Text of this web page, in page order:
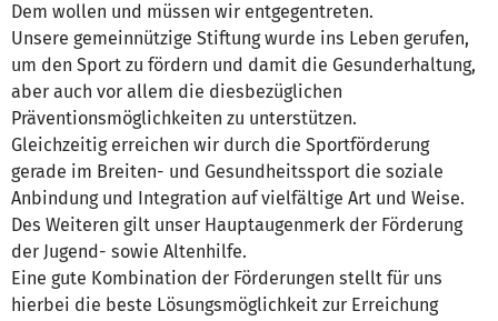
Dem wollen und müssen wir entgegentreten.
Unsere gemeinnützige Stiftung wurde ins Leben gerufen,
um den Sport zu fördern und damit die Gesunderhaltung,
aber auch vor allem die diesbezüglichen
Präventionsmöglichkeiten zu unterstützen.
Gleichzeitig erreichen wir durch die Sportförderung
gerade im Breiten- und Gesundheitssport die soziale
Anbindung und Integration auf vielfältige Art und Weise.
Des Weiteren gilt unser Hauptaugenmerk der Förderung
der Jugend- sowie Altenhilfe.
Eine gute Kombination der Förderungen stellt für uns
hierbei die beste Lösungsmöglichkeit zur Erreichung